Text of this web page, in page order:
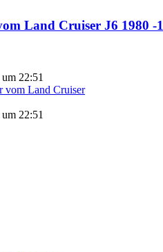
Land Cruiser J6 1980 -
22:51
vom Land Cruiser
22:51